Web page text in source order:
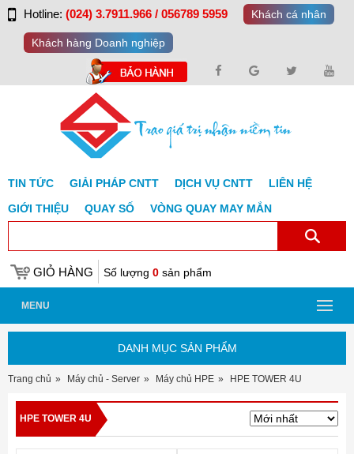
Hotline: (024) 3.7911.966 / 056789 5959 Khách cá nhân
Khách hàng Doanh nghiệp
TIN TỨC GIẢI PHÁP CNTT DỊCH VỤ CNTT
LIÊN HỆ
GIỚI THIỆU
QUAY SỐ VÒNG QUAY MAY MẮN
GIỎ HÀNG Số lượng 0 sản phẩm
MENU
DANH MỤC SẢN PHẨM
Trang chủ Máy chủ - Server Máy chủ HPE HPE TOWER 4U
HPE TOWER 4U